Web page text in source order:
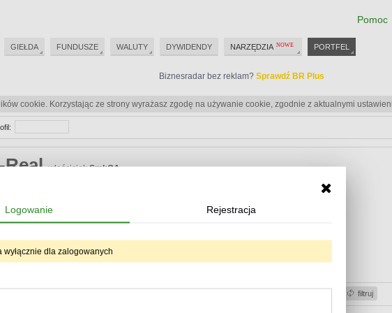
Biznesradar bez reklam? Sprawdź BR Plus
cookie. Korzystając ze strony wyrażasz zgodę na używanie cookie, zgodnie z aktualnymi
Realwłaściciel:SmkGA
Sprawdź BR Plus
filtruj
GIEŁDA FUNDUSZE WALUTY DYWIDENDY NARZĘDZIA PORTFEL
Pomoc
Logowanie Rejestracja
wyłącznie dla zalogowanych